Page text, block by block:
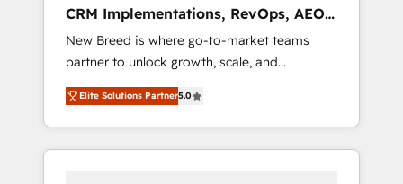
deployment of Breeze AI and custom agents
to automate growth. 🏆 Elite Excellence - 8
platform accreditations and deep HIPAA-
compliance expertise. - A team of 250+
experts dedicated to your resilient growth.
CRM Implementations, RevOps, AEO
+ Web, Demand Gen
New Breed is where go-to-market teams
partner to unlock growth, scale, and
transformation. We help companies activate
HubSpot’s AI-powered customer platform
and operationalize HubSpot’s Loop
Marketing framework through expert-led
Elite Solutions Partner5.0